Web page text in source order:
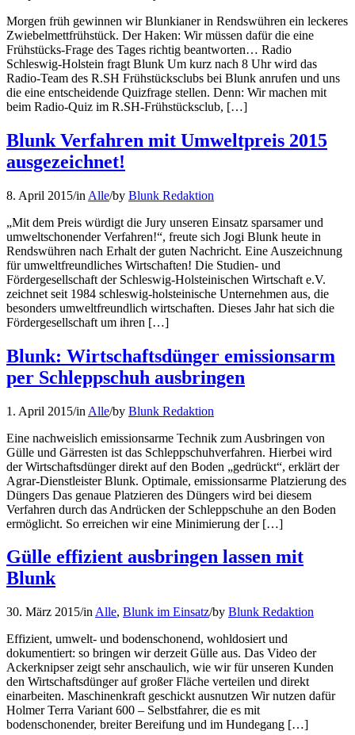
Morgen früh gewinnen wir Blunkianer in Rendswühren ein leckeres
Zwiebelmettfrühstück. Der Haken: Wir müssen dafür die eine
Frühstücks-Frage des Tages richtig beantworten… Radio
Schleswig-Holstein fragt Blunk Um kurz nach 8 Uhr wird das
Radio-Team des R.SH Frühstücksclubs bei Blunk anrufen und uns
die eine entscheidende Quizfrage stellen. Denn: Wir machen mit
beim Radio-Quiz im R.SH-Frühstücksclub, […]
Blunk Verfahren mit Umweltpreis 2015
ausgezeichnet!
8. April 2015/in Alle/by Blunk Redaktion
„Mit dem Preis würdigt die Jury unseren Einsatz sparsamer und
umweltschonender Verfahren!“, freute sich Jogi Blunk heute in
Rendswühren nach Erhalt der guten Nachricht. Eine Auszeichnung
für umweltfreundliches Wirtschaften! Die Studien- und
Fördergesellschaft der Schleswig-Holsteinischen Wirtschaft e.V.
zeichnet seit 1984 schleswig-holsteinische Unternehmen aus, die
besonders umweltfreundlich wirtschaften. Dieses Jahr hat sich die
Fördergesellschaft um ihren […]
Blunk: Wirtschaftsdünger emissionsarm
per Schleppschuh ausbringen
1. April 2015/in Alle/by Blunk Redaktion
Eine nachweislich emissionsarme Technik zum Ausbringen von
Gülle und Gärresten ist das Schleppschuhverfahren. Hierbei wird
der Wirtschaftsdünger direkt auf den Boden „gedrückt“, erklärt der
Agrar-Dienstleister Blunk. Optimale, emissionsarme Platzierung des
Düngers Das genaue Platzieren des Düngers wird bei diesem
Verfahren durch das Andrücken der Schleppschuhe an den Boden
ermöglicht. So erreichen wir eine Minimierung der […]
Gülle effizient ausbringen lassen mit
Blunk
30. März 2015/in Alle, Blunk im Einsatz/by Blunk Redaktion
Effizient, umwelt- und bodenschonend, wohldosiert und
dokumentiert: so bringen wir derzeit Gülle aus. Das Video der
Ackerknipser zeigt sehr anschaulich, wie wir für unseren Kunden
den Wirtschaftsdünger auf großer Fläche verteilen und direkt
einarbeiten. Maschinenkraft geschickt ausnutzen Wir nutzen dafür
Holmer Terra Variant 600 – Selbstfahrer, die es mit
bodenschonender, breiter Bereifung und im Hundegang […]